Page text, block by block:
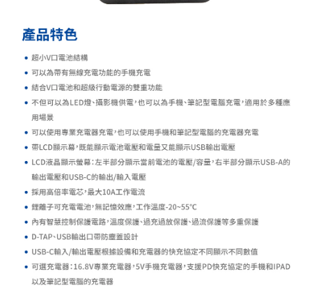
恩沛科技股份有限公司將有權停止該用戶之使用額度並採取法律行動。